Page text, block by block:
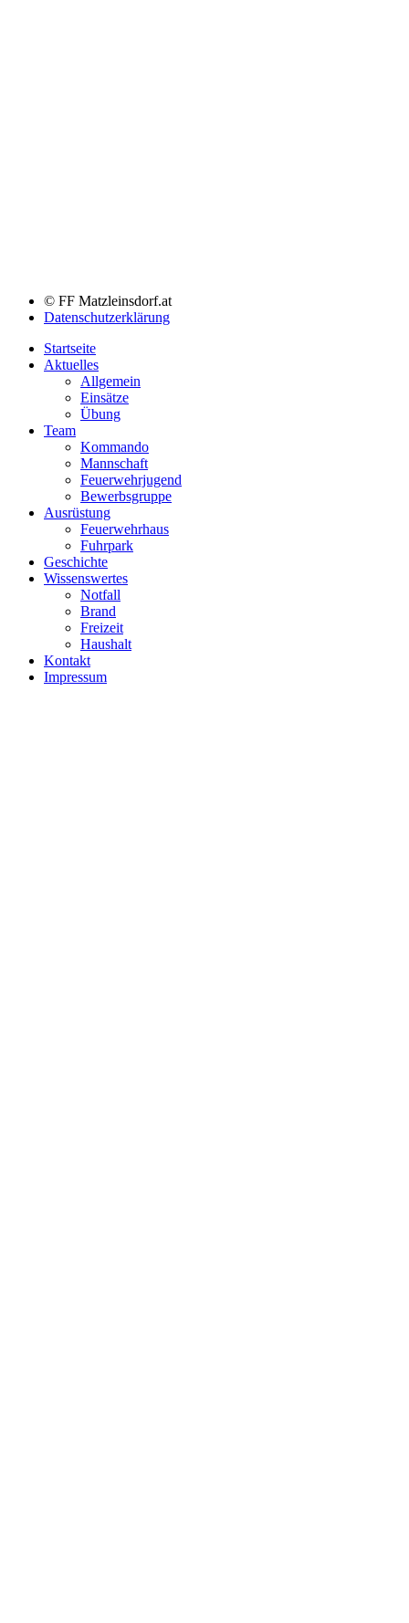
© FF Matzleinsdorf.at
Datenschutzerklärung
Startseite
Aktuelles
Allgemein
Einsätze
Übung
Team
Kommando
Mannschaft
Feuerwehrjugend
Bewerbsgruppe
Ausrüstung
Feuerwehrhaus
Fuhrpark
Geschichte
Wissenswertes
Notfall
Brand
Freizeit
Haushalt
Kontakt
Impressum